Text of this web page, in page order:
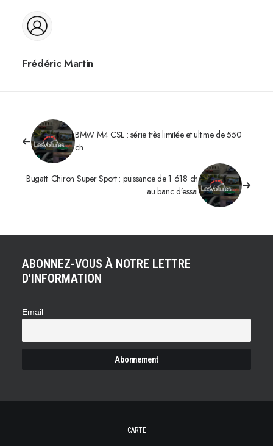
Frédéric Martin
BMW M4 CSL : série très limitée et ultime de 550
ch
Bugatti Chiron Super Sport : puissance de 1 618 ch
au banc d’essai
ABONNEZ-VOUS À NOTRE LETTRE
D'INFORMATION
Email
CARTE